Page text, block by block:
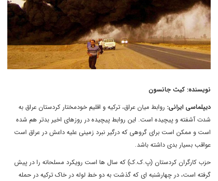
نویسنده: کیث جانسون
دیپلماسی ایرانی: روابط میان عراق، ترکیه و اقلیم خودمختار کردستان عراق به
شدت آشفته و پیچیده است. این روابط پیچیده در روزهای اخیر بدتر هم شده
است و ممکن است برای گروهی که درگیر نبرد زمینی علیه داعش در عراق است
عواقب بسیار بدی داشته باشد.
حزب کارگران کردستان (پ.ک.ک) که سال ها است رویکرد مسلحانه را در پیش
گرفته است، در چهارشنبه ای که گذشت به دو خط لوله در خاک ترکیه در حمله